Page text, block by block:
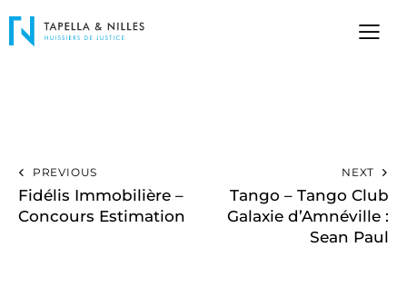
PREVIOUS
Fidélis Immobilière –
Concours Estimation
NEXT
Tango – Tango Club
Galaxie d’Amnéville :
Sean Paul